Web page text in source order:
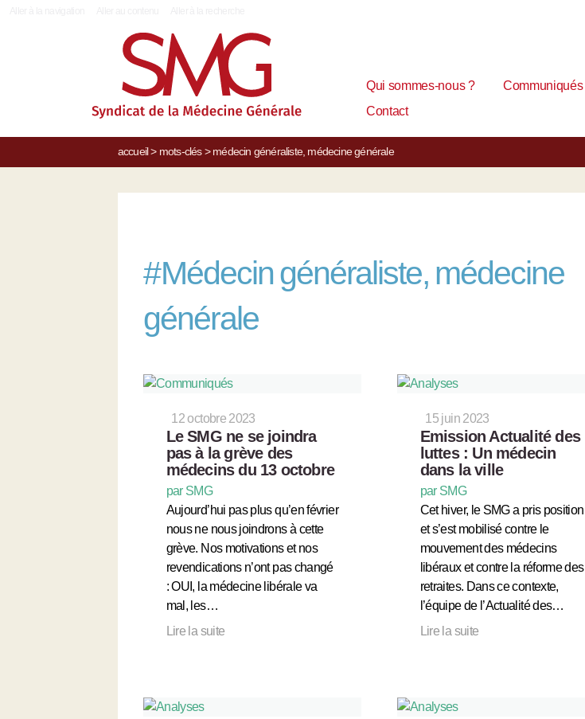
Qui sommes-nous ? Communiqués
Contact
accueil> mots-clés> médecin généraliste, médecine générale
#Médecin généraliste, médecine
générale
12 octobre 2023
Le SMG ne se joindra
pas à la grève des
médecins du 13 octobre
par SMG
Aujourd’hui pas plus qu’en février
nous ne nous joindrons à cette
grève. Nos motivations et nos
revendications n’ont pas changé
: OUI, la médecine libérale va
mal, les…
Lire la suite
15 juin 2023
Emission Actualité des
luttes : Un médecin
dans la ville
par SMG
Cet hiver, le SMG a pris position
et s’est mobilisé contre le
mouvement des médecins
libéraux et contre la réforme des
retraites. Dans ce contexte,
l’équipe de l’Actualité des…
Lire la suite